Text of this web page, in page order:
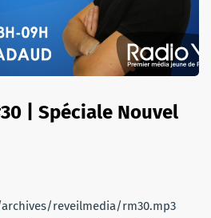
| Spéciale Nouvel
reveilmedia/rm30.mp3